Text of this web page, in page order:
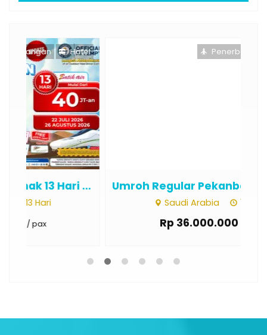
Umroh Regular Pekanbaru 13 Hari ...
13 Hari
Rp 36.000.000 / pax
Hotel